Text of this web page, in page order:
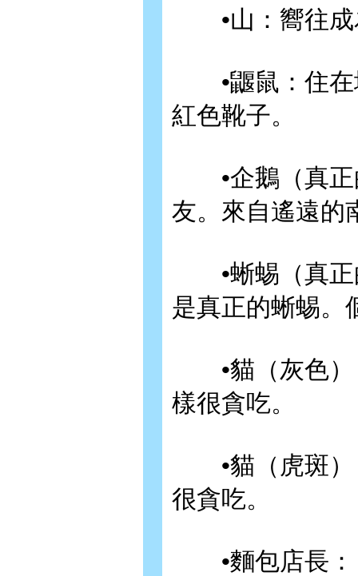
•山：嚮往成
•鼴鼠：住在
紅色靴子。
•企鵝（真正
友。來自遙遠的
•蜥蜴（真正
是真正的蜥蜴。
•貓（灰色）
樣很貪吃。
•貓（虎斑）
很貪吃。
•麵包店長：